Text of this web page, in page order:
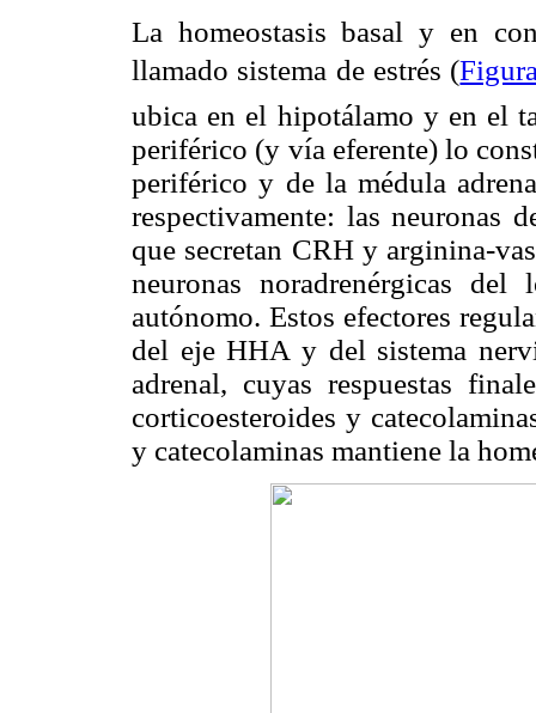
La homeostasis basal y en
llamado sistema de estrés (
ubica en el hipotálamo y en el
periférico (y vía eferente) lo
periférico y de la médula
respectivamente: las neuronas
que secretan CRH y arginina-
neuronas noradrenérgicas
autónomo. Estos efectores
del eje HHA y del sistema
adrenal, cuyas respuestas
corticoesteroides y
y catecolaminas mantiene la